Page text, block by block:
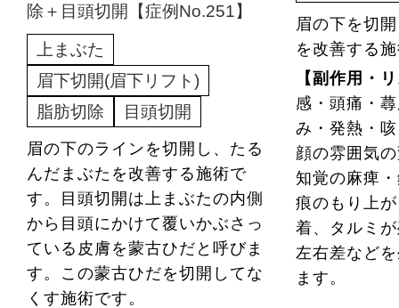
除＋目頭切開【症例No.251】
上まぶた
眉下切開(眉下リフト)
脂肪切除
目頭切開
眉の下のラインを切開し、たる
んだまぶたを改善する施術で
す。目頭切開は上まぶたの内側
から目頭にかけて覆いかぶさっ
ている皮膚を蒙古ひだと呼びま
す。この蒙古ひだを切開してな
くす施術です。
眉の下を切
を改善する
【副作用・
感・頭痛・
み・発熱・
顔の雰囲気
知覚の麻痺
痕のもり上
着、タルミ
左右差など
ます。